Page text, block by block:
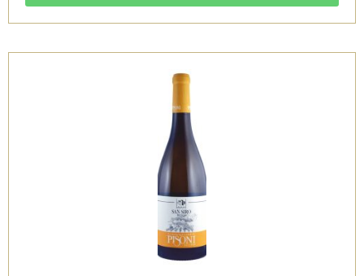
Dolomiti
-